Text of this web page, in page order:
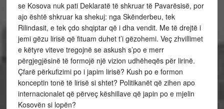
se Kosova nuk pati Deklaratë të shkruar të Pavarësisë, por
ajo është shkruar ka shekuj: nga Skënderbeu, tek
Rilindasit, e tek çdo shqiptar që i dha vendit. Me të drejtë i
jemi gëzu lirisë që fituam duhet t’i gëzohemi. Veç zhvillimet
e këtyre viteve tregojnë se askush s’po e merr
përgjegjësinë të formojë një vizion udhëheqës për lirinë.
Çfarë përkufizimi po i japim lirisë? Kush po e formon
konceptin tonë të lirisë si shtet? Politikanët që zihen apo
internacionalet që përveç këshillave që japin po e mjelin
Kosovën si lopën?